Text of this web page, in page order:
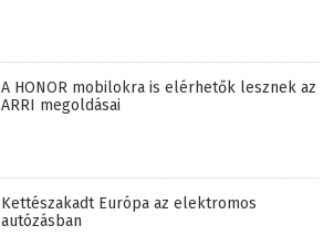
A HONOR mobilokra is elérhetők lesznek az
ARRI megoldásai
Kettészakadt Európa az elektromos
autózásban